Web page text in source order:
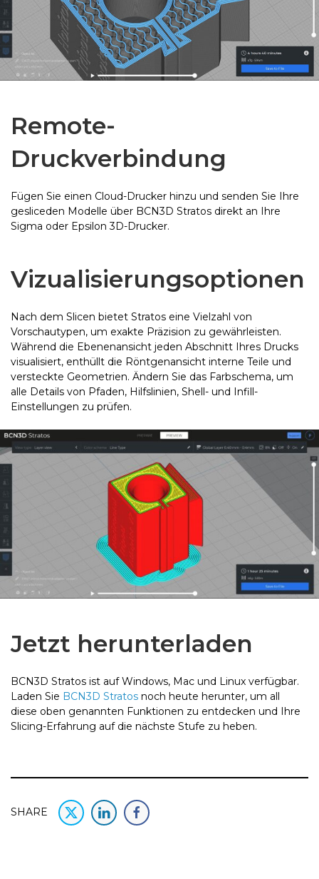
Remote-
Druckverbindung
Fügen Sie einen Cloud-Drucker hinzu und senden Sie Ihre
gesliceden Modelle über BCN3D Stratos direkt an Ihre
Sigma oder Epsilon 3D-Drucker.
Vizualisierungsoptionen
Nach dem Slicen bietet Stratos eine Vielzahl von
Vorschautypen, um exakte Präzision zu gewährleisten.
Während die Ebenenansicht jeden Abschnitt Ihres Drucks
visualisiert, enthüllt die Röntgenansicht interne Teile und
versteckte Geometrien. Ändern Sie das Farbschema, um
alle Details von Pfaden, Hilfslinien, Shell- und Infill-
Einstellungen zu prüfen.
Jetzt herunterladen
BCN3D Stratos ist auf Windows, Mac und Linux verfügbar.
Laden Sie BCN3D Stratos noch heute herunter, um all
diese oben genannten Funktionen zu entdecken und Ihre
Slicing-Erfahrung auf die nächste Stufe zu heben.
SHARE